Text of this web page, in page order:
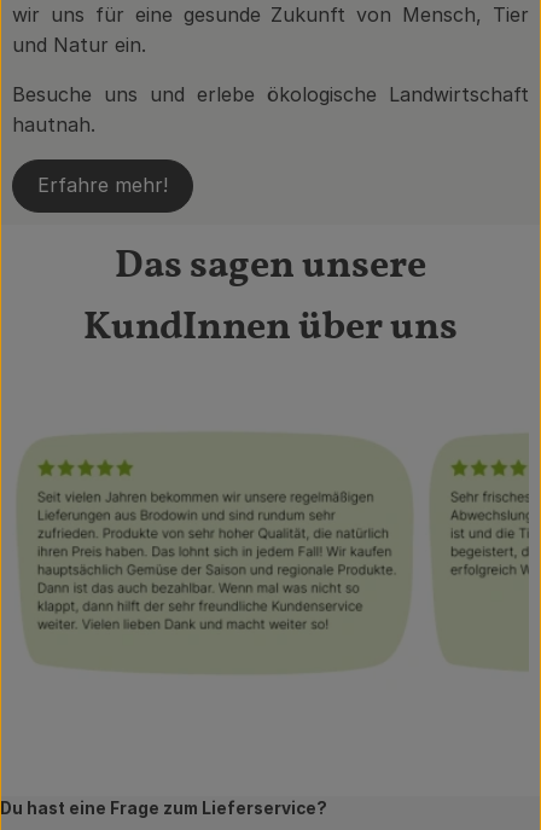
wir uns für eine gesunde Zukunft von Mensch, Tier
und Natur ein.
Besuche uns und erlebe ökologische Landwirtschaft
hautnah.
Erfahre mehr!
Das sagen unsere
KundInnen über uns
Du hast eine Frage zum Lieferservice?